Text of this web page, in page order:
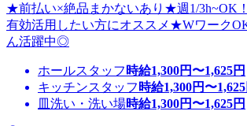
★前払い×絶品まかないあり★週1/3h~OK
有効活用したい方にオススメ★Wワーク
ん活躍中◎
ホールスタッフ 時給1,300円〜1,625円
キッチンスタッフ 時給1,300円〜1,625
皿洗い・洗い場時給1,300円〜1,625円